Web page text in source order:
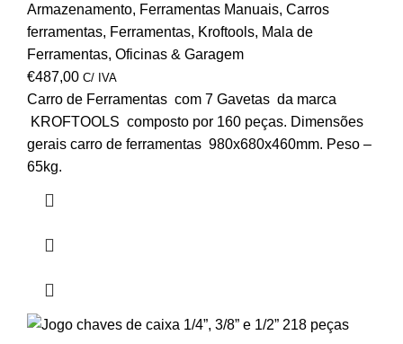
Armazenamento, Ferramentas Manuais, Carros
ferramentas, Ferramentas, Kroftools, Mala de
Ferramentas, Oficinas & Garagem
€487,00 C/ IVA
Carro de Ferramentas com 7 Gavetas da marca
KROFTOOLS composto por 160 peças. Dimensões
gerais carro de ferramentas 980x680x460mm. Peso –
65kg.